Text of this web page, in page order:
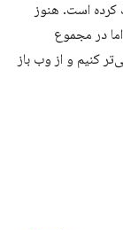
کرده است. هنوز
در مجموع
کنیم و از وب باز